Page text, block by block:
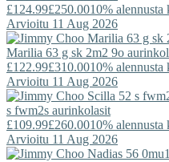
£124.99£250.0010%
Arvioitu 11 Aug 2026
Marilia 63 g sk 2m2 9o
£122.99£310.0010%
Arvioitu 11 Aug 2026
s fwm2s aurinkolasit
£109.99£260.0010%
Arvioitu 11 Aug 2026